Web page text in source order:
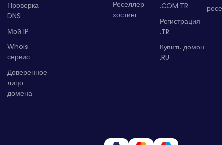
Проверка
DNS
Мой IP
Whois
сервис
Доверенное
лицо
домена
Реселлер
хостинг
.COM.TR
Регистрация
.TR
Купить домен
.RU